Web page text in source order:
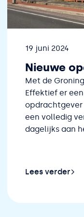
gezaaid!
Nieuwe
Datum
19 juni 2024
Met de
Effektief er
opdrachtgever
een volledig
dagelijks aan
Lees verder
Lees verder